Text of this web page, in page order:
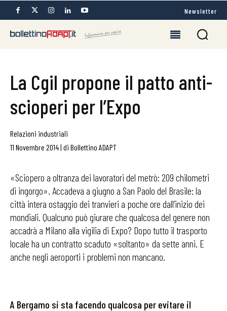
Newsletter
La Cgil propone il patto anti-
scioperi per l’Expo
Relazioni industriali
11 Novembre 2014| di Bollettino ADAPT
«Sciopero a oltranza dei lavoratori del metrò: 209 chilometri
di ingorgo». Accadeva a giugno a San Paolo del Brasile: la
città intera ostaggio dei tranvieri a poche ore dall’inizio dei
mondiali. Qualcuno può giurare che qualcosa del genere non
accadrà a Milano alla vigilia di Expo? Dopo tutto il trasporto
locale ha un contratto scaduto «soltanto» da sette anni. E
anche negli aeroporti i problemi non mancano.
A Bergamo si sta facendo qualcosa per evitare il